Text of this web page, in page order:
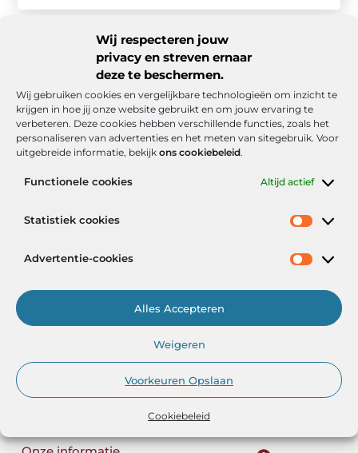
Wij respecteren jouw
privacy en streven ernaar
deze te beschermen.
Wij gebruiken cookies en vergelijkbare technologieën om inzicht te
krijgen in hoe jij onze website gebruikt en om jouw ervaring te
verbeteren. Deze cookies hebben verschillende functies, zoals het
personaliseren van advertenties en het meten van sitegebruik. Voor
uitgebreide informatie, bekijk ons cookiebeleid.
Functionele cookies Altijd actief
Statistiek cookies
Advertentie-cookies
Alles Accepteren
Weigeren
Voorkeuren Opslaan
Cookiebeleid
Alles Wat U Moet Weten Over Pedicure in
zijn in onze hectische levens. Maar waar moet u op ...